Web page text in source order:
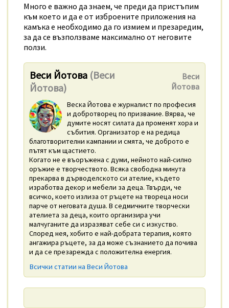
Много е важно да знаем, че преди да пристъпим
към което и да е от изброените приложения на
камъка е необходимо да го измием и презаредим,
за да се възползваме максимално от неговите
ползи.
Веси Йотова (Веси
Йотова)
Веси
Йотова
Веска Йотова е журналист по професия
и добротворец по призвание. Вярва, че
думите носят силата да променят хора и
събития. Организатор е на редица
благотворителни кампании и смята, че доброто е
пътят към щастието.
Когато не е въоръжена с думи, нейното най-силно
оръжие е творчеството. Всяка свободна минута
прекарва в дърводелското си ателие, където
изработва декор и мебели за деца. Твърди, че
всичко, което излиза от ръцете на твореца носи
парче от неговата душа. В седмичните творчески
ателиета за деца, които организира учи
малчуганите да изразяват себе си с изкуство.
Според нея, хобито е най-добрата терапия, която
ангажира ръцете, за да може съзнанието да почива
и да се презарежда с положителна енергия.
Всички статии на Веси Йотова